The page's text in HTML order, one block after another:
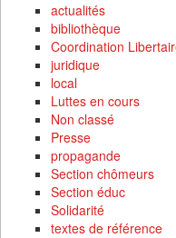
actualités
bibliothèque
Coordination
juridique
local
Luttes en cours
Non classé
Presse
propagande
Section chômeurs
Section éduc
Solidarité
textes de référence